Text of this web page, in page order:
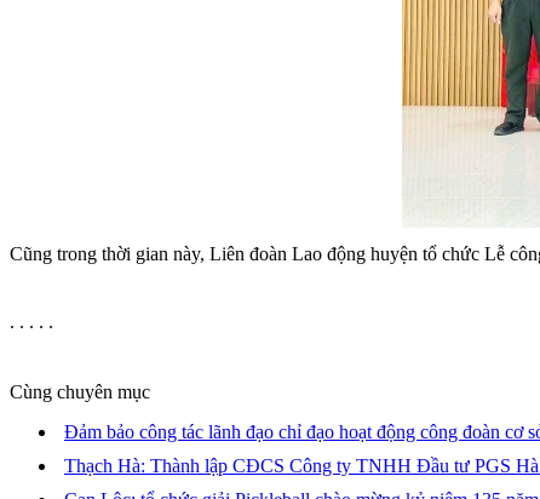
Cũng trong thời gian này, Liên đoàn Lao động huyện tổ chức Lễ
. . . . .
Cùng chuyên mục
Đảm bảo công tác lãnh đạo chỉ đạo hoạt động công đoàn cơ
Thạch Hà: Thành lập CĐCS Công ty TNHH Đầu tư PGS